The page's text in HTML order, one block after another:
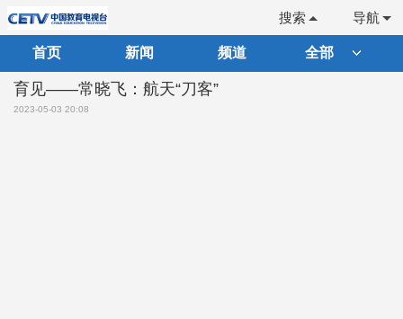
导航
搜索
首页 新闻 频道 全部
育见——常晓飞：航天“刀客”
2023-05-03 20:08